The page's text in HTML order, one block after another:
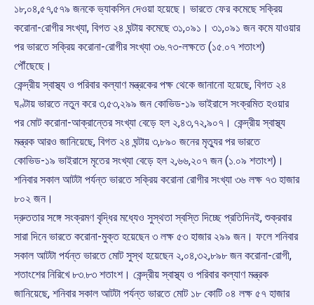
১৮,০৪,৫৭,৫৭৯ জনকে ভ্যাকসিন দেওয়া হয়েছে। ভারতে ফের কমেছে সক্রিয়
করোনা-রোগীর সংখ্যা, বিগত ২৪ ঘন্টায় কমেছে ৩১,০৯১। ৩১,০৯১ জন কমে যাওয়ার
পর ভারতে সক্রিয় করোনা-রোগীর সংখ্যা ৩৬.৭৩-লক্ষতে (১৫.০৭ শতাংশ)
পৌঁছেছে।
কেন্দ্রীয় স্বাস্থ্য ও পরিবার কল্যাণ মন্ত্রকের পক্ষ থেকে জানানো হয়েছে, বিগত ২৪
ঘণ্টায় ভারতে নতুন করে ৩,৫৩,২৯৯ জন কোভিড-১৯ ভাইরাসে সংক্রমিত হওয়ার
পর মোট করোনা-আক্রান্তের সংখ্যা বেড়ে হল ২,৪৩,৭২,৯০৭। কেন্দ্রীয় স্বাস্থ্য
মন্ত্রক আরও জানিয়েছে, বিগত ২৪ ঘন্টায় ৩,৮৯০ জনের মৃত্যুর পর ভারতে
কোভিড-১৯ ভাইরাসে মৃতের সংখ্যা বেড়ে হল ২,৬৬,২০৭ জন (১.০৯ শতাংশ)।
শনিবার সকাল আটটা পর্যন্ত ভারতে সক্রিয় করোনা রোগীর সংখ্যা ৩৬ লক্ষ ৭৩ হাজার
৮০২ জন।
দ্রুততার সঙ্গে সংক্রমণ বৃদ্ধির মধ্যেও সুস্থতা স্বস্তি দিচ্ছে প্রতিদিনই, শুক্রবার
সারা দিনে ভারতে করোনা-মুক্ত হয়েছেন ৩ লক্ষ ৫৩ হাজার ২৯৯ জন। ফলে শনিবার
সকাল আটটা পর্যন্ত ভারতে মোট সুস্থ হয়েছেন ২,০৪,৩২,৮৯৮ জন করোনা-রোগী,
শতাংশের নিরিখে ৮৩.৮৩ শতাংশ। কেন্দ্রীয় স্বাস্থ্য ও পরিবার কল্যাণ মন্ত্রক
জানিয়েছে, শনিবার সকাল আটটা পর্যন্ত ভারতে মোট ১৮ কোটি ০৪ লক্ষ ৫৭ হাজার